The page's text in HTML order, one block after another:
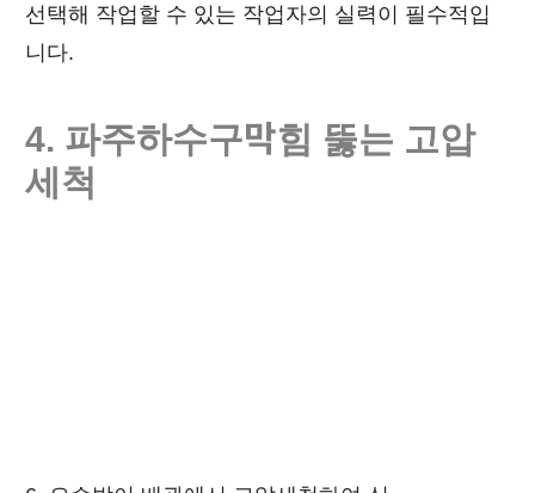
선택해 작업할 수 있는 작업자의 실력이 필수적입
니다.
4. 파주하수구막힘 뚫는 고압
세척